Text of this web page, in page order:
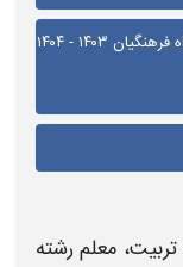
آخرین رتبه قبولی آموزش تربیت بدنی دانشگاه فرهنگیان ۱۴۰۳ - ۱۴۰۴
تربیت، معلم رشته